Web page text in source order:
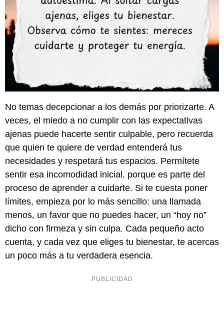
No temas decepcionar a los demás por priorizarte. A
veces, el miedo a no cumplir con las expectativas
ajenas puede hacerte sentir culpable, pero recuerda
que quien te quiere de verdad entenderá tus
necesidades y respetará tus espacios. Permítete
sentir esa incomodidad inicial, porque es parte del
proceso de aprender a cuidarte. Si te cuesta poner
límites, empieza por lo más sencillo: una llamada
menos, un favor que no puedes hacer, un “hoy no”
dicho con firmeza y sin culpa. Cada pequeño acto
cuenta, y cada vez que eliges tu bienestar, te acercas
un poco más a tu verdadera esencia.